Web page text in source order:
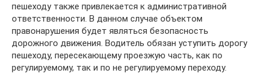
пешеходу также привлекается к административной
ответственности. В данном случае объектом
правонарушения будет являться безопасность
дорожного движения. Водитель обязан уступить дорогу
пешеходу, пересекающему проезжую часть, как по
регулируемому, так и по не регулируемому переходу.